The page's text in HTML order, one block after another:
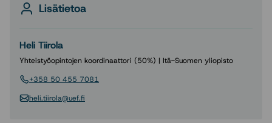
Lisätietoa
Heli Tiirola
Yhteistyöopintojen koordinaattori (50%) | Itä-Suomen yliopisto
+358 50 455 7081
heli.tiirola@uef.fi